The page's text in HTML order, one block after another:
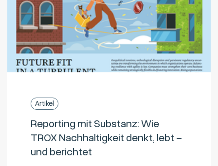
Artikel
Reporting mit Substanz: Wie
TROX Nachhaltigkeit denkt, lebt –
und berichtet